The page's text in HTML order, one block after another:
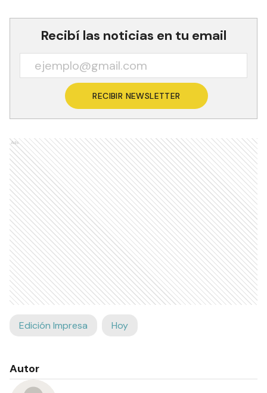
Recibí las noticias en tu email
RECIBIR NEWSLETTER
Ads
Edición Impresa Hoy
Autor